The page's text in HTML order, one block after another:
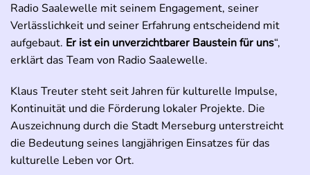
Radio Saalewelle mit seinem Engagement, seiner
Verlässlichkeit und seiner Erfahrung entscheidend mit
aufgebaut. Er ist ein unverzichtbarer Baustein für uns“,
erklärt das Team von Radio Saalewelle.
Klaus Treuter steht seit Jahren für kulturelle Impulse,
Kontinuität und die Förderung lokaler Projekte. Die
Auszeichnung durch die Stadt Merseburg unterstreicht
die Bedeutung seines langjährigen Einsatzes für das
kulturelle Leben vor Ort.